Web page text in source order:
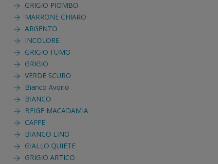
GRIGIO PIOMBO
MARRONE CHIARO
ARGENTO
INCOLORE
GRIGIO FUMO
GRIGIO
VERDE SCURO
Bianco Avorio
BIANCO
BEIGE MACADAMIA
CAFFE'
BIANCO LINO
GIALLO QUIETE
GRIGIO ARTICO